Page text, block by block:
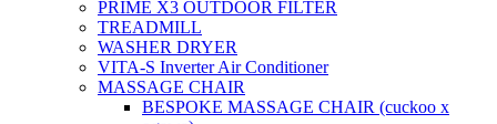
PRIME X3 OUTDOOR FILTER
TREADMILL
WASHER DRYER
VITA-S Inverter Air Conditioner
MASSAGE CHAIR
BESPOKE MASSAGE CHAIR (cuckoo x